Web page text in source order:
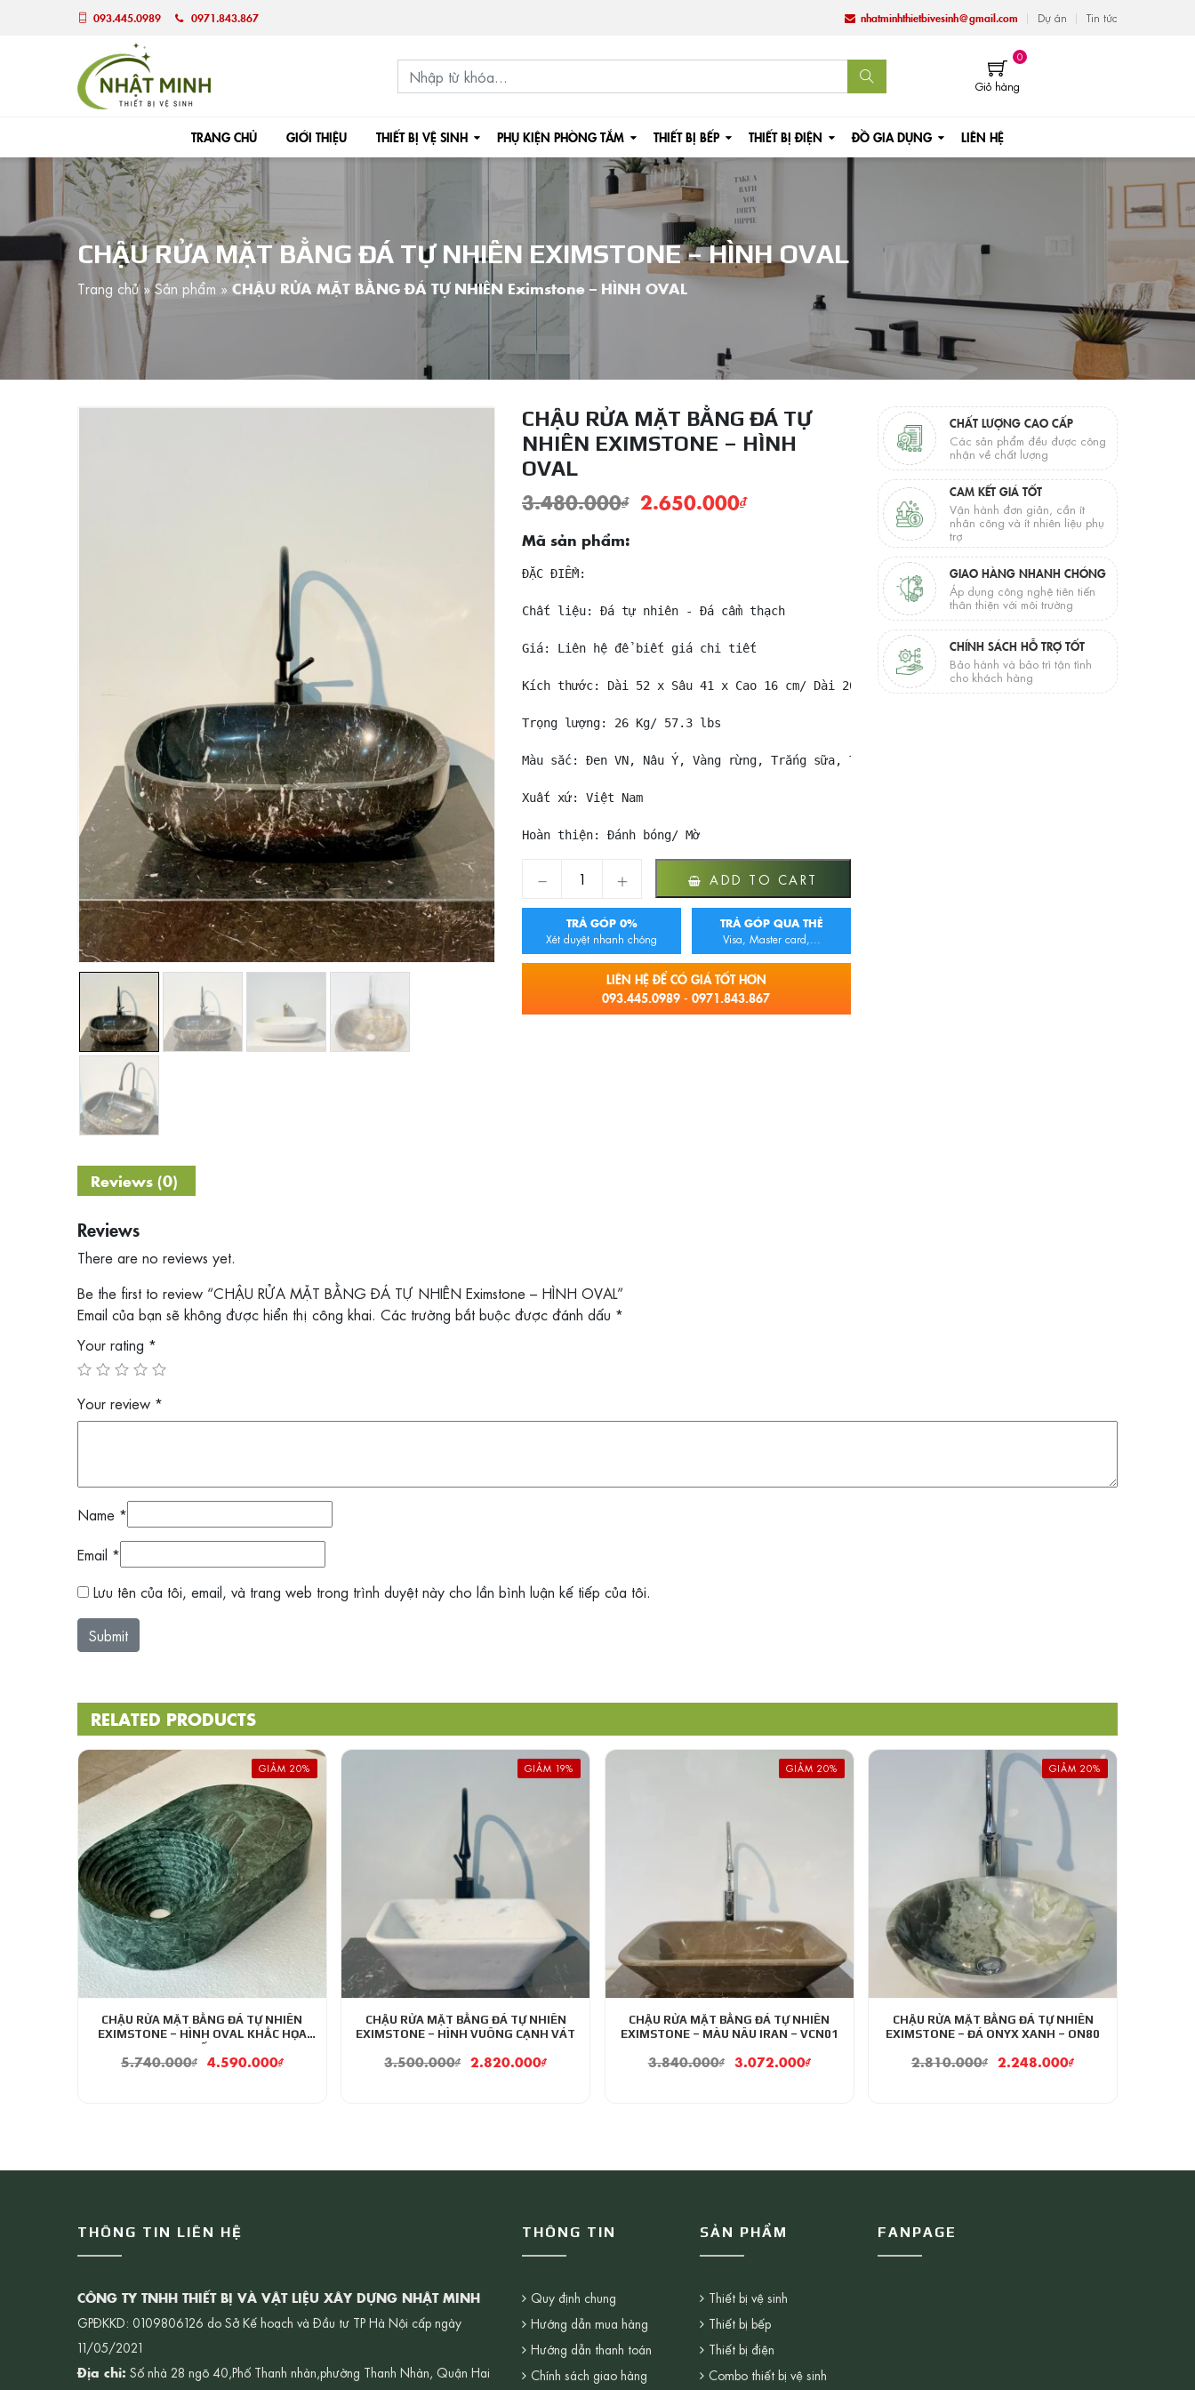
093.445.0989 0971.843.867 nhatminhthietbivesinh@gmail.com Dự án Tin tức
0
Giỏ hàng
TRANG CHỦ GIỚI THIỆU THIẾT BỊ VỆ SINH PHỤ KIỆN PHÒNG TẮM THIẾT BỊ BẾP THIẾT BỊ ĐIỆN ĐỒ GIA DỤNG LIÊN HỆ
CHẬU RỬA MẶT BẰNG ĐÁ TỰ NHIÊN EXIMSTONE – HÌNH OVAL
Trang chủ»Sản phẩm »CHẬU RỬA MẶT BẰNG ĐÁ TỰ NHIÊN Eximstone – HÌNH OVAL
CHẬU RỬA MẶT BẰNG ĐÁ TỰ
NHIÊN EXIMSTONE – HÌNH
OVAL
3.480.000₫ 2.650.000₫
Mã sản phẩm:
ĐẶC ĐIỂM:
Chất liệu: Đá tự nhiên - Đá cẩm thạch
Giá: Liên hệ để biết giá chi tiết
Kích thước: Dài 52 x Sâu 41 x Cao 16 cm/ Dài 20.5 x Sâu 16.1 x Cao 6.3''
Trọng lượng: 26 Kg/ 57.3 lbs
Màu sắc: Đen VN, Nâu Ý, Vàng rừng, Trắng sữa, Trắng pha lê, Xanh Ấn Độ, Xanh Himalaya
Xuất xứ: Việt Nam
Hoàn thiện: Đánh bóng/ Mờ
CHẬU RỬA MẶT BẰNG ĐÁ TỰ NHIÊN Eximstone - HÌNH OVAL quantity
ADD TO CART
TRẢ GÓP 0%
Xét duyệt nhanh chóng
TRẢ GÓP QUA THẺ
Visa, Master card,...
LIÊN HỆ ĐỂ CÓ GIÁ TỐT HƠN
093.445.0989 - 0971.843.867
CHẤT LƯỢNG CAO CẤP
Các sản phẩm đều được công
nhận về chất lượng
CAM KẾT GIÁ TỐT
Vận hành đơn giản, cần ít
nhân công và ít nhiên liệu phụ
trợ
GIAO HÀNG NHANH CHÓNG
Áp dụng công nghệ tiên tiến
thân thiện với môi trường
CHÍNH SÁCH HỖ TRỢ TỐT
Bảo hành và bảo trì tận tình
cho khách hàng
Reviews (0)
Reviews
There are no reviews yet.
Be the first to review “CHẬU RỬA MẶT BẰNG ĐÁ TỰ NHIÊN Eximstone – HÌNH OVAL”
Email của bạn sẽ không được hiển thị công khai. Các trường bắt buộc được đánh dấu *
Your rating *
Your review *
Name *
Email *
Lưu tên của tôi, email, và trang web trong trình duyệt này cho lần bình luận kế tiếp của tôi.
RELATED PRODUCTS
GIẢM 20%
CHẬU RỬA MẶT BẰNG ĐÁ TỰ NHIÊN
EXIMSTONE – HÌNH OVAL KHẮC HỌA
TIẾT
5.740.000₫ 4.590.000₫
GIẢM 19%
CHẬU RỬA MẶT BẰNG ĐÁ TỰ NHIÊN
EXIMSTONE – HÌNH VUÔNG CẠNH VÁT
3.500.000₫ 2.820.000₫
GIẢM 20%
CHẬU RỬA MẶT BẰNG ĐÁ TỰ NHIÊN
EXIMSTONE – MÀU NÂU IRAN – VCN01
3.840.000₫ 3.072.000₫
GIẢM 20%
CHẬU RỬA MẶT BẰNG ĐÁ TỰ NHIÊN
EXIMSTONE – ĐÁ ONYX XANH – ON80
2.810.000₫ 2.248.000₫
THÔNG TIN LIÊN HỆ
CÔNG TY TNHH THIẾT BỊ VÀ VẬT LIỆU XÂY DỰNG NHẬT MINH
GPĐKKD: 0109806126 do Sở Kế hoạch và Đầu tư TP Hà Nội cấp ngày
11/05/2021
Địa chỉ: Số nhà 28 ngõ 40,Phố Thanh nhàn,phường Thanh Nhàn, Quận Hai
THÔNG TIN
Quy định chung
Hướng dẫn mua hàng
Hướng dẫn thanh toán
Chính sách giao hàng
SẢN PHẨM
Thiết bị vệ sinh
Thiết bị bếp
Thiết bị điện
Combo thiết bị vệ sinh
FANPAGE